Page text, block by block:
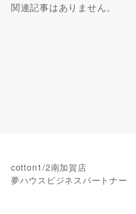
関連記事はありません。
cotton1/2南加賀店
夢ハウスビジネスパートナー